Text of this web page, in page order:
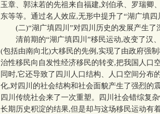
玉章、郭沫若的先祖来自福建,刘伯承、罗瑞卿
东等等。通过名人效应,无形中提升了“湖广填
(二)“湖广填四川”对四川历史的发展产生了
清前期的“湖广填四川”移民运动,改变了汉
(包括由南向北)大移民的先例,实现了由政府强
治性移民向自发性经济移民的转变,把我国人口
同时,它还导致了四川人口结构、人口空间分布
化,对四川的社会结构和社会面貌产生了强烈的
四川传统社会来了一次重塑。四川社会错综复
长期历史积淀的结果,但是却与这场移民运动有